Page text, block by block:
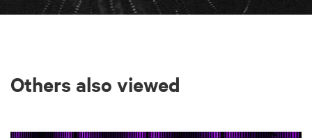
Others also viewed